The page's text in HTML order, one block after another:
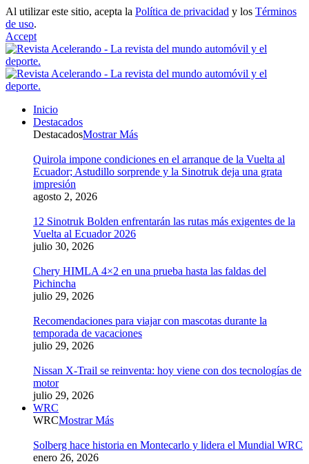
Al utilizar este sitio, acepta la Política de privacidad y los Términos
de uso.
Accept
Inicio
Destacados
DestacadosMostrar Más
Quirola impone condiciones en el arranque de la Vuelta al
Ecuador; Astudillo sorprende y la Sinotruk deja una grata
impresión
agosto 2, 2026
12 Sinotruk Bolden enfrentarán las rutas más exigentes de la
Vuelta al Ecuador 2026
julio 30, 2026
Chery HIMLA 4×2 en una prueba hasta las faldas del
Pichincha
julio 29, 2026
Recomendaciones para viajar con mascotas durante la
temporada de vacaciones
julio 29, 2026
Nissan X-Trail se reinventa: hoy viene con dos tecnologías de
motor
julio 29, 2026
WRC
WRCMostrar Más
Solberg hace historia en Montecarlo y lidera el Mundial WRC
enero 26, 2026